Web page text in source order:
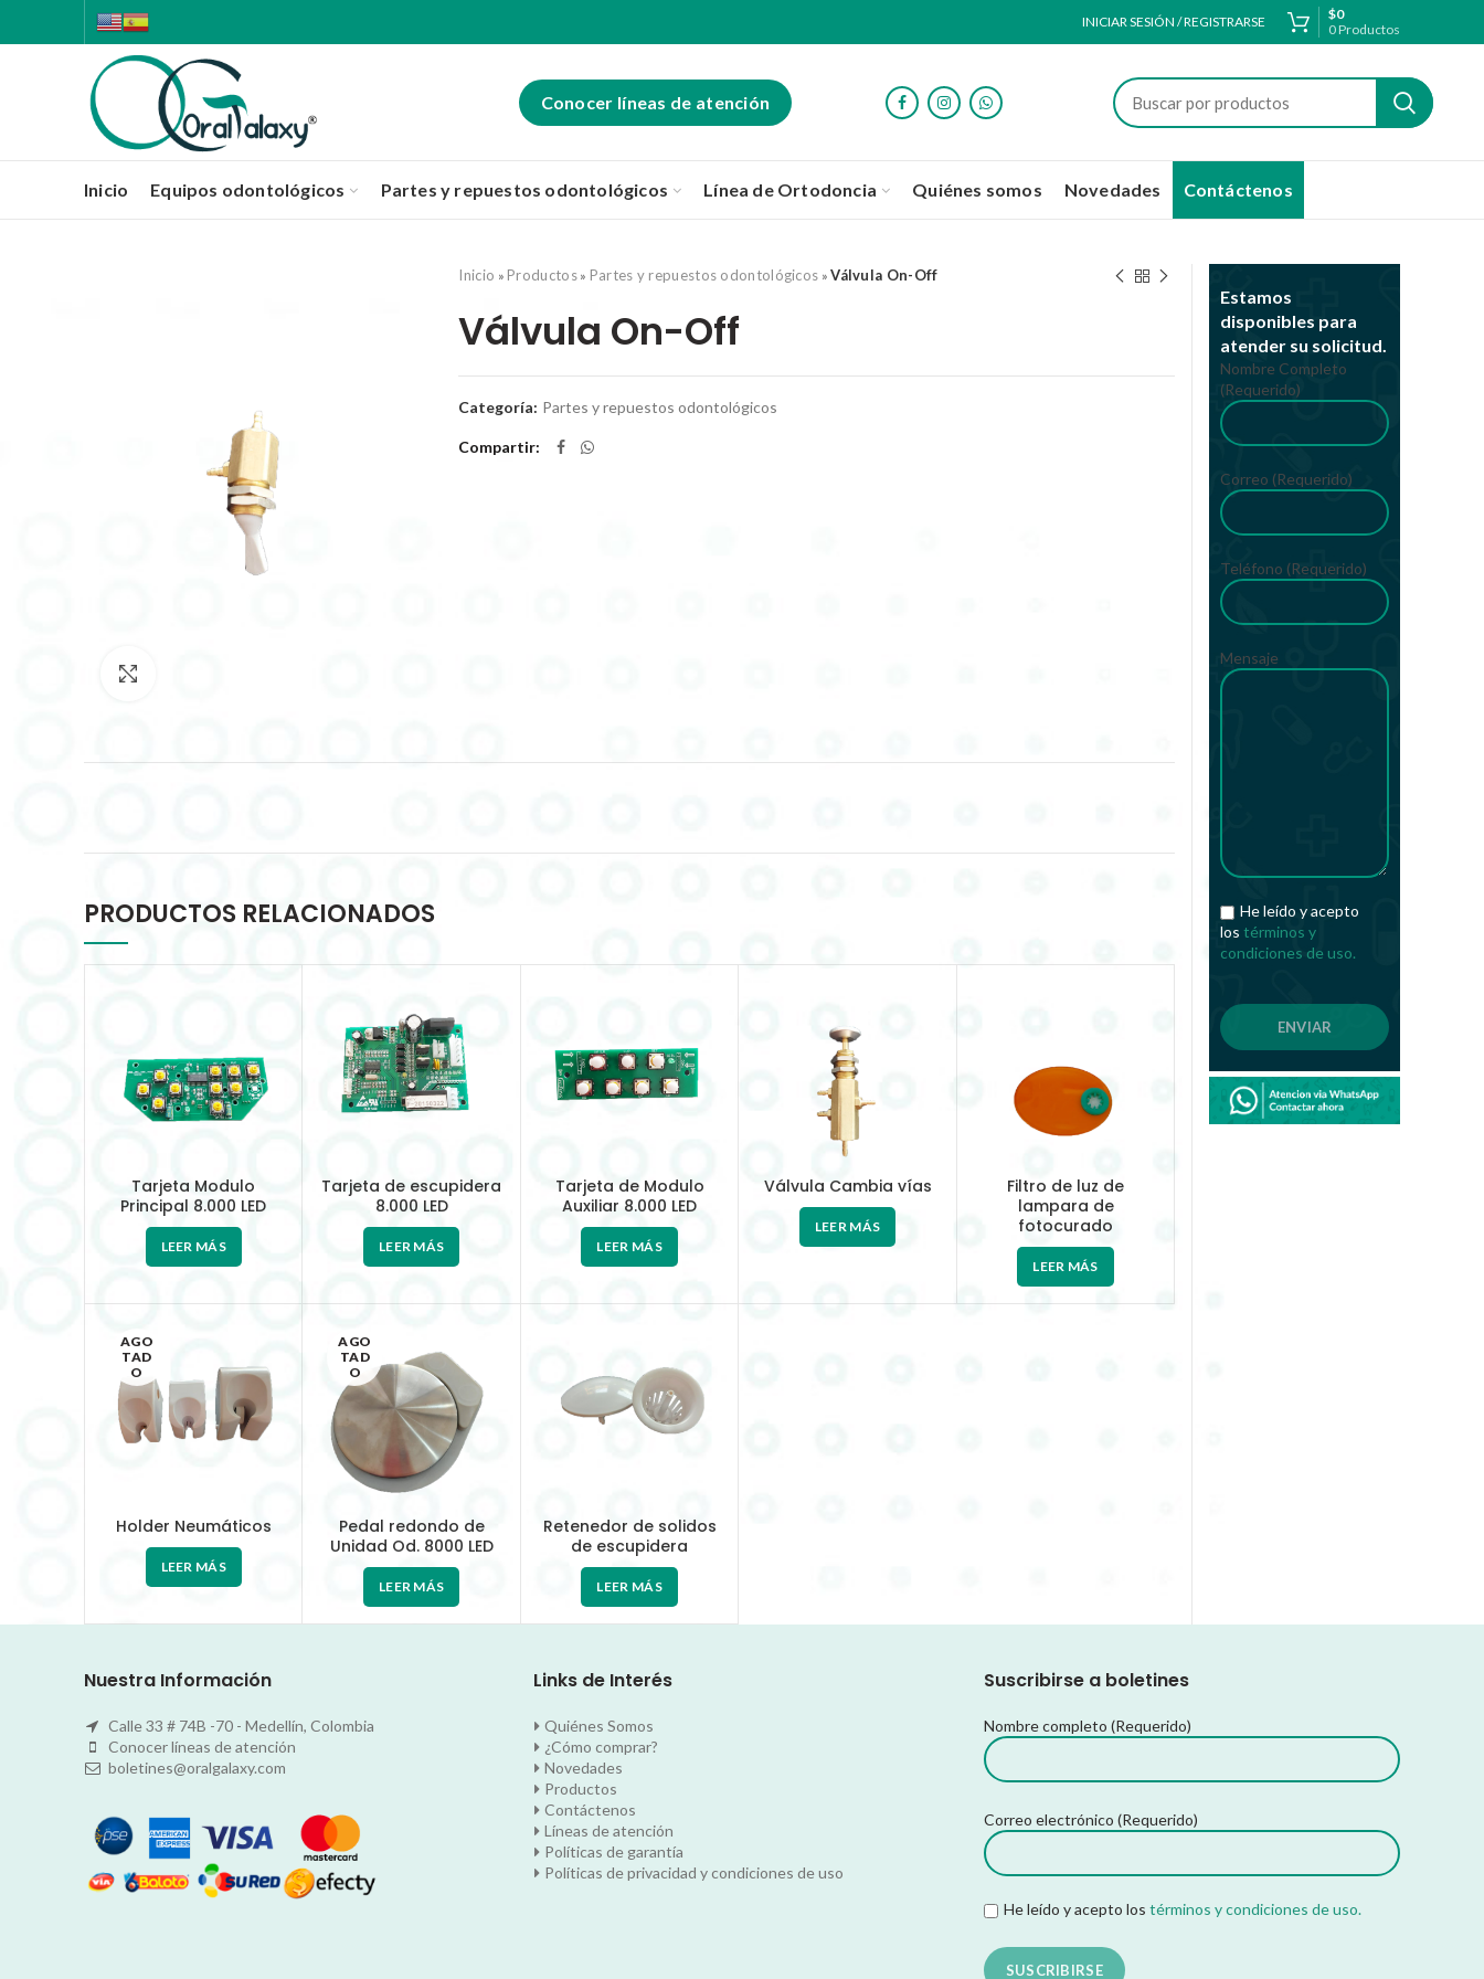
INICIAR SESIÓN / REGISTRARSE 0Productos
$0
Conocer líneas de atención
Inicio Equipos odontológicos Partes y repuestos odontológicos Línea de Ortodoncia Quiénes somos Novedades Contáctenos
Inicio » Productos» Partes y repuestos odontológicos »Válvula On-Off
Válvula On-Off
Categoría: Partes y repuestos odontológicos
Compartir
PRODUCTOS RELACIONADOS
Tarjeta Modulo
Principal 8.000 LED
LEER MÁS
Tarjeta de escupidera
8.000 LED
LEER MÁS
Tarjeta de Modulo
Auxiliar 8.000 LED
LEER MÁS
Válvula Cambia vías
LEER MÁS
Filtro de luz de
lampara de
fotocurado
LEER MÁS
AGO
TAD
O
Holder Neumáticos
LEER MÁS
AGO
TAD
O
Pedal redondo de
Unidad Od. 8000 LED
LEER MÁS
Retenedor de solidos
de escupidera
LEER MÁS
Estamos
disponibles para
atender su solicitud.
Nombre Completo
(Requerido)
Correo (Requerido)
Teléfono (Requerido)
Mensaje
He leído y acepto
lostérminos y
condiciones de uso.
Nuestra Información
Calle 33 # 74B -70 - Medellín, Colombia
Conocer líneas de atención
boletines@oralgalaxy.com
Links de Interés
Quiénes Somos
¿Cómo comprar?
Novedades
Productos
Contáctenos
Líneas de atención
Políticas de garantía
Políticas de privacidad y condiciones de uso
Suscribirse a boletines
Nombre completo (Requerido)
Correo electrónico (Requerido)
He leído y acepto los términos y condiciones de uso.